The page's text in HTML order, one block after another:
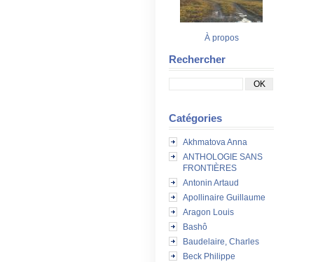
À propos
Rechercher
Catégories
Akhmatova Anna
ANTHOLOGIE SANS
FRONTIÈRES
Antonin Artaud
Apollinaire Guillaume
Aragon Louis
Bashô
Baudelaire, Charles
Beck Philippe